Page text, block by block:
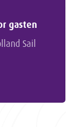
gasten
Sail